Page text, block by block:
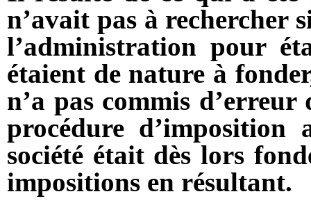
n’avait pas à rechercher
l’administration pour
étaient de nature à
n’a pas commis
procédure
société était dès lors
impositions en résultant.